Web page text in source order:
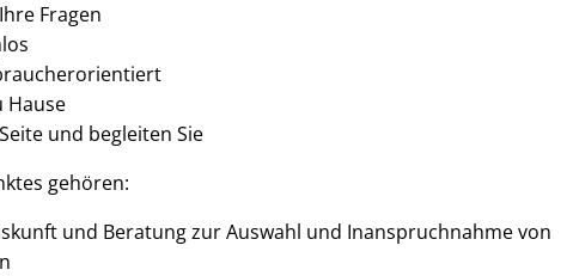
Fragen
Hause
und begleiten Sie
gehören:
und Beratung zur Auswahl und Inanspruchnahme von